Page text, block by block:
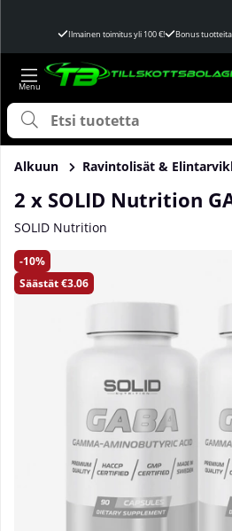
Ilmainen toimitus yli 100 €! Bonus tuotteita
Alkuun Ravintolisät &
2 x SOLID Nutrition
SOLID Nutrition
10
Säästät€3.06
Tuotekuvat 2 x SOLID Nutrition